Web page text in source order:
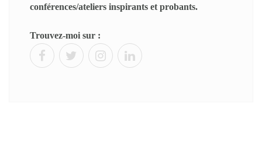
conférences/ateliers inspirants et probants.
Trouvez-moi sur :